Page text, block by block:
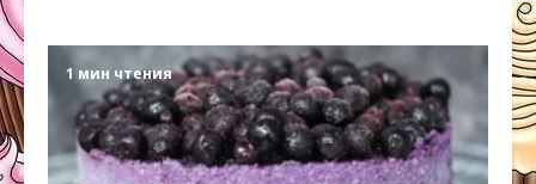
1 мин чтения